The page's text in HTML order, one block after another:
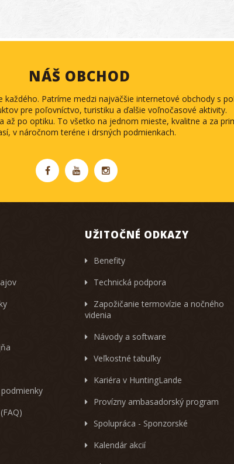
NÁŠ OBCHOD
Patríme medzi najväčšie internetové obchody s
pre poľovníctvo, turistiku a ďalšie voľnočasové aktivity.
až po optiku. To všetko na jednom mieste, kvalitne a za
v náročnom teréne i drsných podmienkach.
UŽITOČNÉ ODKAZY
Benefity
Technická podpora
Zapožičanie termovízie a nočného
videnia
Návody a software
Veľkostné tabuľky
Kariéra v HuntingLande
Provízny ambasadorský program
Spolupráca - Sponzorské
Kalendár akcií